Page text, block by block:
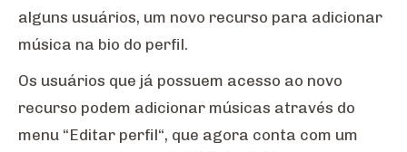
alguns usuários, um novo recurso para adicionar
música na bio do perfil.
Os usuários que já possuem acesso ao novo
recurso podem adicionar músicas através do
menu “Editar perfil“, que agora conta com um